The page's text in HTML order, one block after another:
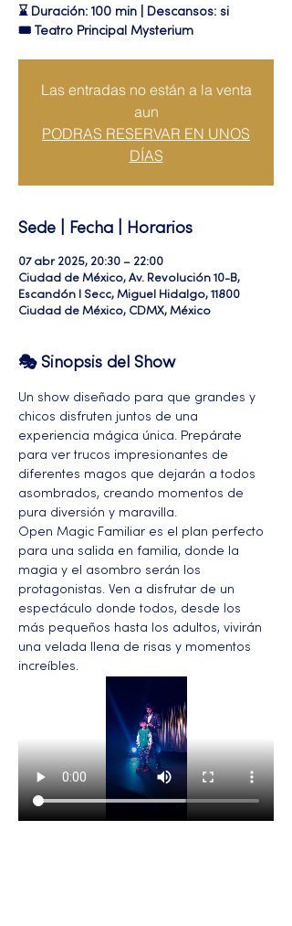
⌛ Duración: 100 min | Descansos: si
🎟 Teatro Principal Mysterium
Las entradas no están a la venta
aun
PODRAS RESERVAR EN UNOS
DÍAS
Sede | Fecha | Horarios
07 abr 2025, 20:30 – 22:00
Ciudad de México, Av. Revolución 10-B,
Escandón I Secc, Miguel Hidalgo, 11800
Ciudad de México, CDMX, México
🎭 Sinopsis del Show
Un show diseñado para que grandes y
chicos disfruten juntos de una
experiencia mágica única. Prepárate
para ver trucos impresionantes de
diferentes magos que dejarán a todos
asombrados, creando momentos de
pura diversión y maravilla.
Open Magic Familiar es el plan perfecto
para una salida en familia, donde la
magia y el asombro serán los
protagonistas. Ven a disfrutar de un
espectáculo donde todos, desde los
más pequeños hasta los adultos, vivirán
una velada llena de risas y momentos
increíbles.